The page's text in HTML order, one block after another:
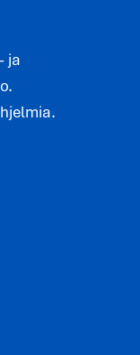
ja